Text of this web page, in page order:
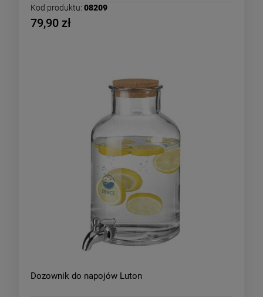
Kod produktu: 08209
79,90 zł
Dozownik do napojów Luton